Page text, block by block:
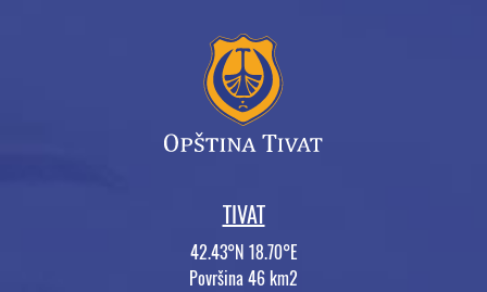
TIVAT
42.43°N 18.70°E
Površina 46 km2